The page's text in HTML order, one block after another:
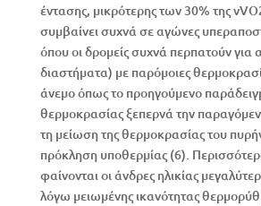
έντασης, μικρότερης των 30% της
συμβαίνει συχνά σε αγώνες
όπου οι δρομείς συχνά περπατούν για
διαστήματα) με παρόμοιες
άνεμο όπως το προηγούμενο
θερμοκρασίας ξεπερνά την
τη μείωση της θερμοκρασίας του
πρόκληση υποθερμίας (6).
φαίνονται οι άνδρες ηλικίας
λόγω μειωμένης ικανότητας